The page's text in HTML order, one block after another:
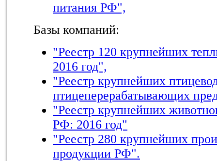
питания РФ",
Базы компаний:
"Реестр 120 крупнейших
2016 год",
"Реестр крупнейших
птицеперерабатывающих
"Реестр крупнейших
РФ: 2016 год"
"Реестр 280 крупнейших
продукции РФ".